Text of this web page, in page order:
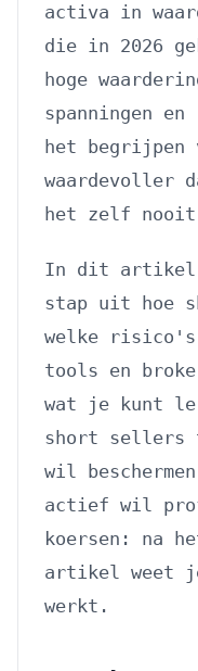
activa in
die in 2026
hoge
spanningen
het
waardevoller
het zelf nooit
In dit artikel
stap uit hoe
welke risico's
tools en
wat je kunt
short sellers
wil
actief wil
koersen: na
artikel weet
werkt.